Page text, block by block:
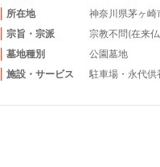
所在地
神奈川県茅ヶ崎
宗旨・宗派
宗教不問(在来
墓地種別
公園墓地
施設・サービス
駐車場 ・ 永代供